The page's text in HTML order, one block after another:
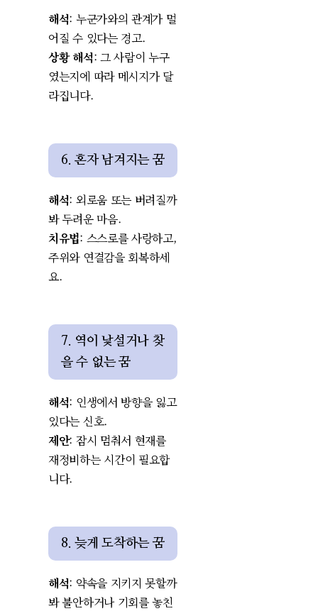
해석: 누군가와의 관계가 멀
어질 수 있다는 경고.
상황 해석: 그 사람이 누구
였는지에 따라 메시지가 달
라집니다.
6. 혼자 남겨지는 꿈
해석: 외로움 또는 버려질까
봐 두려운 마음.
치유법: 스스로를 사랑하고,
주위와 연결감을 회복하세
요.
7. 역이 낯설거나 찾
을 수 없는 꿈
해석: 인생에서 방향을 잃고
있다는 신호.
제안: 잠시 멈춰서 현재를
재정비하는 시간이 필요합
니다.
8. 늦게 도착하는 꿈
해석: 약속을 지키지 못할까
봐 불안하거나 기회를 놓친